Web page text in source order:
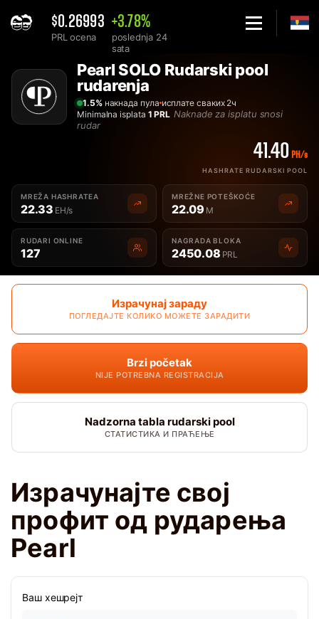
$0.26993
PRL ocena
+3.78%
poslednja 24
sata
Solo Pearl PRL rudarski pool za rudarenje - 2Miners
Pearl SOLO Rudarski pool
rudarenja
1.5%накнада пула исплате сваких 2ч
Minimalna isplata 1 PRL Naknade za isplatu snosi
rudar
41.40 PH/s
HASHRATE RUDARSKI POOL
MREŽA HASHRATEA
22.33 EH/s
MREŽNE POTEŠKOĆE
22.09 M
RUDARI ONLINE
127
NAGRADA BLOKA
2450.08 PRL
Израчунај зараду
ПОГЛЕДАЈТЕ КОЛИКО МОЖЕТЕ ЗАРАДИТИ
Brzi početak
NIJE POTREBNA REGISTRACIJA
Nadzorna tabla rudarski pool
СТАТИСТИКА И ПРАЋЕЊЕ
Израчунајте свој
профит од рударења
Pearl
Ваш хешрејт